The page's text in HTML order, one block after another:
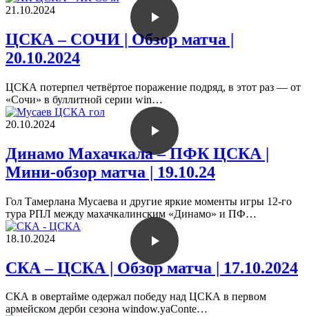
21.10.2024
ЦСКА – СОЧИ | Обзор матча |
20.10.2024
ЦСКА потерпел четвёртое поражение подряд, в этот раз — от
«Сочи» в буллитной серии win…
20.10.2024
Динамо Махачкала – ПФК ЦСКА |
Мини-обзор матча | 19.10.24
Гол Тамерлана Мусаева и другие яркие моменты игры 12-го
тура РПЛ между махачкалинским «Динамо» и ПФ…
18.10.2024
СКА – ЦСКА | Обзор матча | 17.10.2024
СКА в овертайме одержал победу над ЦСКА в первом
армейском дерби сезона window.yaConte…